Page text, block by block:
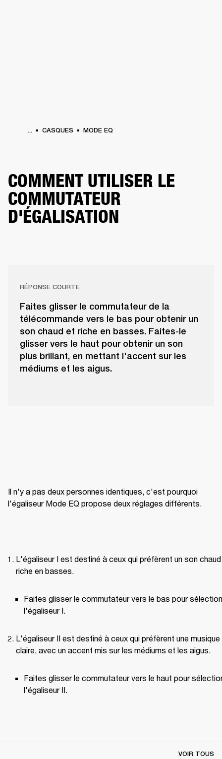
... CASQUES MODE EQ
COMMENT UTILISER LE
COMMUTATEUR
D'ÉGALISATION
RÉPONSE COURTE
Faites glisser le commutateur de la
télécommande vers le bas pour obtenir un
son chaud et riche en basses. Faites-le
glisser vers le haut pour obtenir un son
plus brillant, en mettant l'accent sur les
médiums et les aigus.
Il n'y a pas deux personnes identiques, c'est pourquoi
l'égaliseur Mode EQ propose deux réglages différents.
L'égaliseur I est destiné à ceux qui préfèrent un son
riche en basses.
Faites glisser le commutateur vers le bas pour
l'égaliseur I.
L'égaliseur II est destiné à ceux qui préfèrent une musique
claire, avec un accent mis sur les médiums et les aigus.
Faites glisser le commutateur vers le haut pour
l'égaliseur II.
VOIR TOUS